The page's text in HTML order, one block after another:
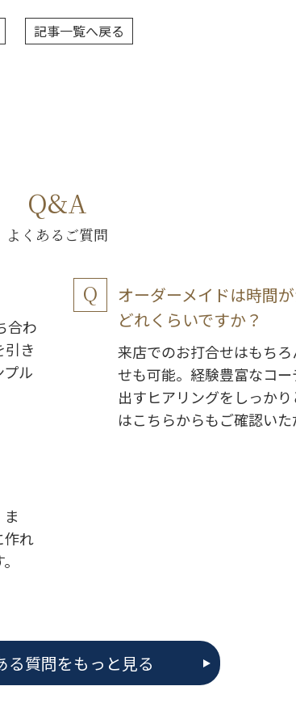
記事一覧へ戻る
Q&A
よくあるご質問
合わ
引き
ル
オーダーメイドは時間
どれくらいですか？
来店でのお打合せはもち
せも可能。経験豊富なコ
出すヒアリングをしっか
はこちらからもご確認いた
作れ
る質問をもっと見る